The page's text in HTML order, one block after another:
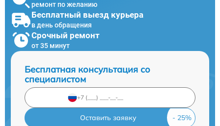
ремонт по желанию
Бесплатный выезд курьера
в день обращения
Срочный ремонт
от 35 минут
Бесплатная консультация со
специалистом
Оставить заявку